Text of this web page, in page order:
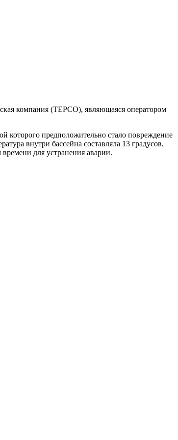
компания (TEPCO), являющаяся оператором
которого предположительно стало повреждение
внутри бассейна составляла 13 градусов,
для устранения аварии.